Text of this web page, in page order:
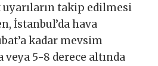
uyarıların takip edilmesi
İstanbul’da hava
kadar mevsim
5-8 derece altında